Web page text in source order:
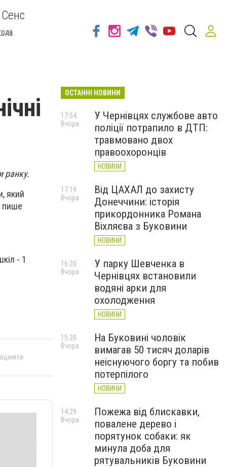
ранку.
який
пише
- 1
ОСТАННІ НОВИНИ
У Чернівцях службове авто
поліції потрапило в ДТП:
травмовано двох
правоохоронців
НОВИНИ
17:54
Вчора
Від ЦАХАЛ до захисту
Донеччини: історія
прикордонника Романа
Віхляєва з Буковини
НОВИНИ
17:19
Вчора
У парку Шевченка в
Чернівцях встановили
водяні арки для
охолодження
НОВИНИ
16:20
Вчора
На Буковині чоловік
вимагав 50 тисяч доларів
неіснуючого боргу та побив
потерпілого
НОВИНИ
15:20
Вчора
Пожежа від блискавки,
повалене дерево і
порятунок собаки: як
минула доба для
рятувальників Буковини
14:29
Вчора